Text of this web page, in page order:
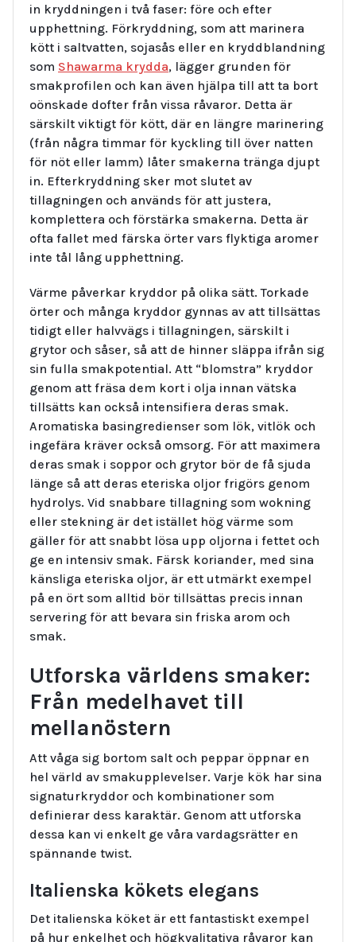
in kryddningen i två faser: före och efter
upphettning. Förkryddning, som att marinera
kött i saltvatten, sojasås eller en kryddblandning
som Shawarma krydda, lägger grunden för
smakprofilen och kan även hjälpa till att ta bort
oönskade dofter från vissa råvaror. Detta är
särskilt viktigt för kött, där en längre marinering
(från några timmar för kyckling till över natten
för nöt eller lamm) låter smakerna tränga djupt
in. Efterkryddning sker mot slutet av
tillagningen och används för att justera,
komplettera och förstärka smakerna. Detta är
ofta fallet med färska örter vars flyktiga aromer
inte tål lång upphettning.
Värme påverkar kryddor på olika sätt. Torkade
örter och många kryddor gynnas av att tillsättas
tidigt eller halvvägs i tillagningen, särskilt i
grytor och såser, så att de hinner släppa ifrån sig
sin fulla smakpotential. Att “blomstra” kryddor
genom att fräsa dem kort i olja innan vätska
tillsätts kan också intensifiera deras smak.
Aromatiska basingredienser som lök, vitlök och
ingefära kräver också omsorg. För att maximera
deras smak i soppor och grytor bör de få sjuda
länge så att deras eteriska oljor frigörs genom
hydrolys. Vid snabbare tillagning som wokning
eller stekning är det istället hög värme som
gäller för att snabbt lösa upp oljorna i fettet och
ge en intensiv smak. Färsk koriander, med sina
känsliga eteriska oljor, är ett utmärkt exempel
på en ört som alltid bör tillsättas precis innan
servering för att bevara sin friska arom och
smak.
Utforska världens smaker:
Från medelhavet till
mellanöstern
Att våga sig bortom salt och peppar öppnar en
hel värld av smakupplevelser. Varje kök har sina
signaturkryddor och kombinationer som
definierar dess karaktär. Genom att utforska
dessa kan vi enkelt ge våra vardagsrätter en
spännande twist.
Italienska kökets elegans
Det italienska köket är ett fantastiskt exempel
på hur enkelhet och högkvalitativa råvaror kan